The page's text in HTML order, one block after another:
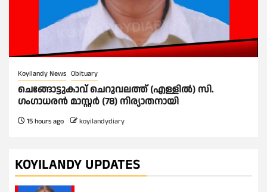
Koyilandy News Obituary
ചെങ്ങോട്ടുകാവ് ചെറുവലത്ത് (എള്ളിൽ) സി.
ഗംഗാധരൻ മാസ്റ്റർ (78) നിര്യാതനായി
15 hours ago koyilandydiary
KOYILANDY UPDATES